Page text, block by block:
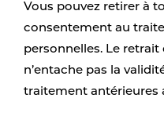
Vous pouvez retirer à
consentement au
personnelles. Le
n’entache pas la
traitement antérieures